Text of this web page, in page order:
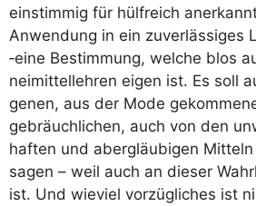
ein­stim­mig für hülf­reich
Anwen­dung in ein zuver­läs­si­ges
‑eine Bestim­mung, wel­che blos
nei­mit­tel­leh­ren eigen ist. Es soll
ge­nen, aus der Mode
gebräuch­li­chen, auch von den
haf­ten und aber­gläu­bi­gen
sagen – weil auch an die­ser
ist. Und wie­viel vor­züg­li­ches ist